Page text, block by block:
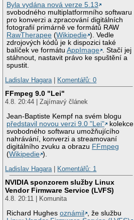
Byla vydána nová verze 5.13
svobodného multiplatformního softwaru
pro konverzi a zpracování digitálních
fotografií primárně ve formátů RAW
RawTherapee (Wikipedie ). Vedle
zdrojových kódů je k dispozici také
balíček ve formátuAppImage
. Stačí jej
stáhnout, nastavit právo ke spuštění a
spustit.
Ladislav Hagara| Komentářů: 0
FFmpeg 9.0 "Lei"
4.8. 20:44 | Zajímavý článek
Jean-Baptiste Kempf na svém blogu
představil novou verzi 9.0 "Lei"
kolekce
svobodného softwaru umožňujícího
nahrávání, konverzi a streamovaní
digitálního zvuku a obrazu FFmpeg
(Wikipedie ).
Ladislav Hagara| Komentářů: 1
NVIDIA sponzorem služby Linux
Vendor Firmware Service (LVFS)
4.8. 20:11 | Komunita
Richard Hughesoznámil
, že službu